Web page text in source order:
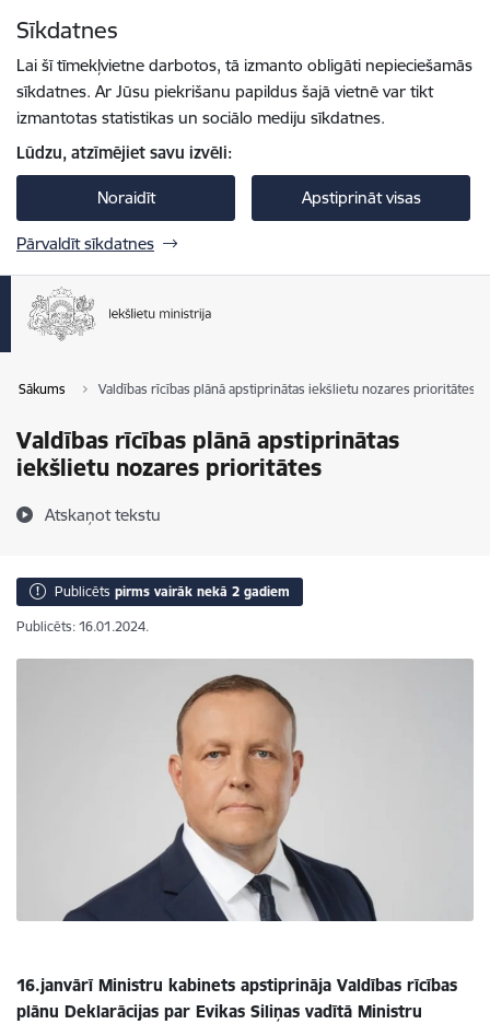
Sīkdatnes
Lai šī tīmekļvietne darbotos, tā izmanto obligāti nepieciešamās
sīkdatnes. Ar Jūsu piekrišanu papildus šajā vietnē var tikt
izmantotas statistikas un sociālo mediju sīkdatnes.
Lūdzu, atzīmējiet savu izvēli:
Noraidīt Apstiprināt visas
Pārvaldīt sīkdatnes
Sākums Valdības rīcības plānā apstiprinātas iekšlietu nozares prioritātes
Valdības rīcības plānā apstiprinātas
iekšlietu nozares prioritātes
Atskaņot tekstu
Publicēts pirms vairāk nekā 2 gadiem
Publicēts: 16.01.2024.
16.janvārī Ministru kabinets apstiprināja Valdības rīcības
plānu Deklarācijas par Evikas Siliņas vadītā Ministru